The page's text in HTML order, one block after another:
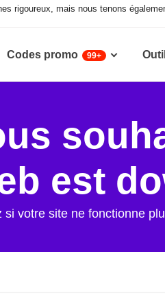
rigoureux, mais nous tenons
Codes promo 99+
est
si votre site ne fonctionne